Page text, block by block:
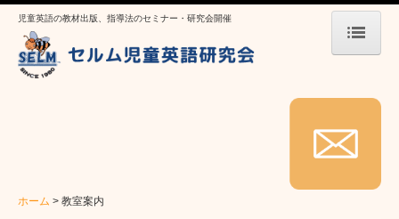
ホーム
英語教育発想の転換
児童英語の教材出版、指導法のセミナー・研究会開催
ホーム 教室案内